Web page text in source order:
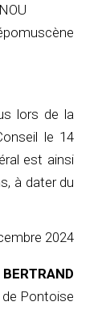
lors de la
le 14
est ainsi
à dater du
2024
de Pontoise